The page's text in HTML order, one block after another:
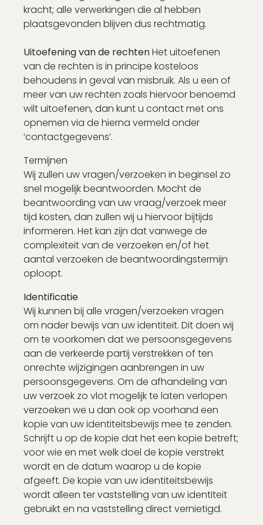
kracht; alle verwerkingen die al hebben
plaatsgevonden blijven dus rechtmatig.
Uitoefening van de rechtenHet uitoefenen
van de rechten is in principe kosteloos
behoudens in geval van misbruik. Als u een of
meer van uw rechten zoals hiervoor benoemd
wilt uitoefenen, dan kunt u contact met ons
opnemen via de hierna vermeld onder
‘contactgegevens’.
Termijnen
Wij zullen uw vragen/verzoeken in beginsel zo
snel mogelijk beantwoorden. Mocht de
beantwoording van uw vraag/verzoek meer
tijd kosten, dan zullen wij u hiervoor bijtijds
informeren. Het kan zijn dat vanwege de
complexiteit van de verzoeken en/of het
aantal verzoeken de beantwoordingstermijn
oploopt.
Identificatie
Wij kunnen bij alle vragen/verzoeken vragen
om nader bewijs van uw identiteit. Dit doen wij
om te voorkomen dat we persoonsgegevens
aan de verkeerde partij verstrekken of ten
onrechte wijzigingen aanbrengen in uw
persoonsgegevens. Om de afhandeling van
uw verzoek zo vlot mogelijk te laten verlopen
verzoeken we u dan ook op voorhand een
kopie van uw identiteitsbewijs mee te zenden.
Schrijft u op de kopie dat het een kopie betreft;
voor wie en met welk doel de kopie verstrekt
wordt en de datum waarop u de kopie
afgeeft. De kopie van uw identiteitsbewijs
wordt alleen ter vaststelling van uw identiteit
gebruikt en na vaststelling direct vernietigd.